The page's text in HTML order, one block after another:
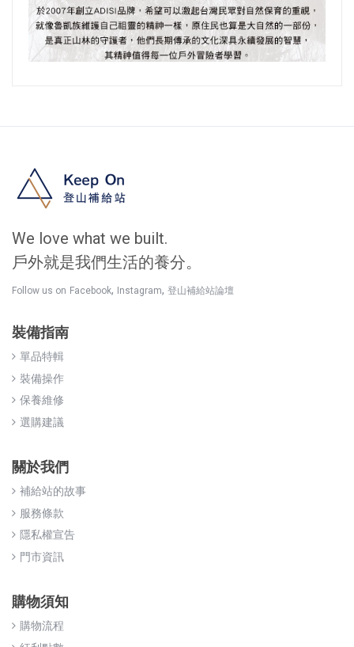
We love what we built.
戶外就是我們生活的養分。
Follow us on Facebook, Instagram, 登山補給站論壇
裝備指南
單品特輯
裝備操作
保養維修
選購建議
關於我們
補給站的故事
服務條款
隱私權宣告
門市資訊
購物須知
購物流程